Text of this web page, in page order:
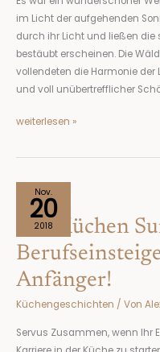
im Licht der aufgehenden
durch ihr Licht und ließen die
bestäubt erscheinen. Die
vollendeten die Harmonie der
und voll unübertrefflicher
weiterlesen »
Nov.
20
2018
Der Küchen
Anfänger!
Küchengeschichten / Von
Servus Zusammen, wenn Ihr
Küchen
Survival-
Guide
für
Berufseinsteiger
Schicken
für